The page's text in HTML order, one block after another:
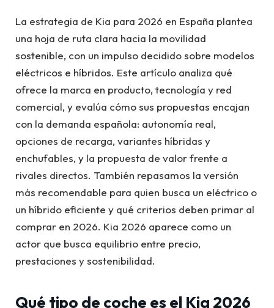
La estrategia de Kia para 2026 en España plantea
una hoja de ruta clara hacia la movilidad
sostenible, con un impulso decidido sobre modelos
eléctricos e híbridos. Este artículo analiza qué
ofrece la marca en producto, tecnología y red
comercial, y evalúa cómo sus propuestas encajan
con la demanda española: autonomía real,
opciones de recarga, variantes híbridas y
enchufables, y la propuesta de valor frente a
rivales directos. También repasamos la versión
más recomendable para quien busca un eléctrico o
un híbrido eficiente y qué criterios deben primar al
comprar en 2026. Kia 2026 aparece como un
actor que busca equilibrio entre precio,
prestaciones y sostenibilidad.
Qué tipo de coche es el Kia 2026